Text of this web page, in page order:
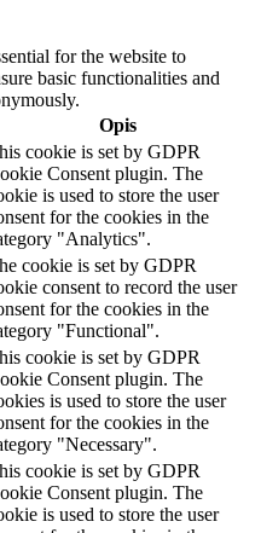
for the website to
basic functionalities and
Opis
cookie is set by GDPR
Consent plugin. The
is used to store the user
for the cookies in the
"Analytics".
cookie is set by GDPR
consent to record the user
for the cookies in the
"Functional".
cookie is set by GDPR
Consent plugin. The
is used to store the user
for the cookies in the
"Necessary".
cookie is set by GDPR
Consent plugin. The
is used to store the user